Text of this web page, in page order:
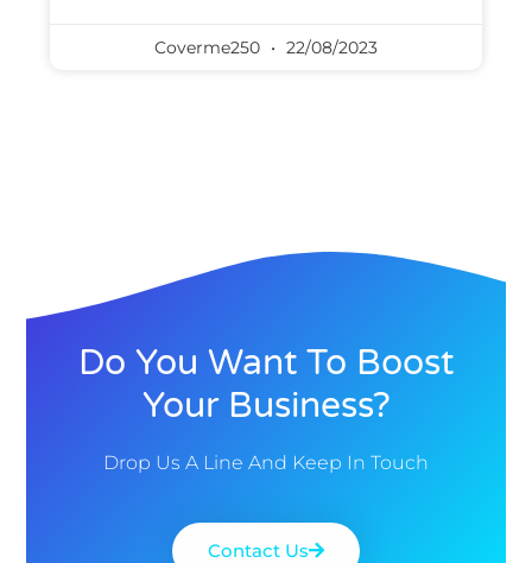
Coverme250 22/08/2023
Do You Want To Boost
Your Business?
Drop Us A Line And Keep In Touch
Contact Us